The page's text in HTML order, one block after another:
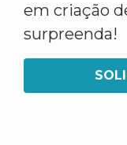
em criação
surpreenda!